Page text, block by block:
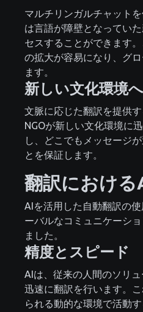
マルチリンガルチャット
は言語が障壁となってい
セスすることができます
の拡大が容易になり、グ
ます。
新しい文化環境
文脈に応じた翻訳を提供
NGOが新しい文化環境に
し、どこでもメッセージ
とを保証します。
翻訳における
AIを活用した自動翻訳の
ーバルなコミュニケーシ
ました。
精度とスピード
AIは、従来の人間のソリ
迅速に翻訳を行います。
られる動的な環境で活動